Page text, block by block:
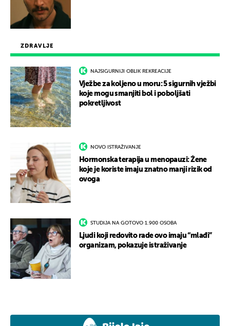
ZDRAVLJE
NAJSIGURNIJI OBLIK REKREACIJE
Vježbe za koljeno u moru: 5 sigurnih vježbi
koje mogu smanjiti bol i poboljšati
pokretljivost
NOVO ISTRAŽIVANJE
Hormonska terapija u menopauzi: Žene
koje je koriste imaju znatno manji rizik od
ovoga
STUDIJA NA GOTOVO 1.900 OSOBA
Ljudi koji redovito rade ovo imaju “mlađi”
organizam, pokazuje istraživanje